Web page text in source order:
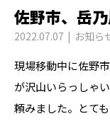
佐野市、岳
2022.07.07 お知ら
現場移動中に佐野
が沢山いらっしゃ
頼みました。とて